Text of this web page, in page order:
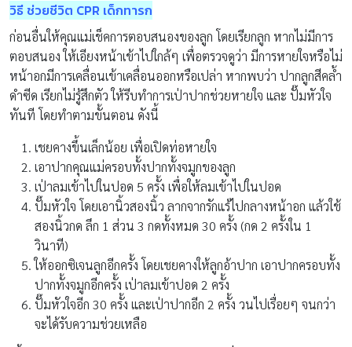
วิธี ช่วยชีวิต CPR เด็กทารก
ก่อนอื่นให้คุณแม่เช็คการตอบสนองของลูก โดยเรียกลูก หากไม่มีการ
ตอบสนอง ให้เอียงหน้าเข้าไปใกล้ๆ เพื่อตรวจดูว่า มีการหายใจหรือไม่
หน้าอกมีการเคลื่อนเข้าเคลื่อนออกหรือเปล่า หากพบว่า ปากลูกสีคล้ำ
ดำซีด เรียกไม่รู้สึกตัว ให้รีบทำการเป่าปากช่วยหายใจ และ ปั๊มหัวใจ
ทันที โดยทำตามขั้นตอน ดังนี้
เชยคางขึ้นเล็กน้อย เพื่อเปิดท่อหายใจ
เอาปากคุณแม่ครอบทั้งปากทั้งจมูกของลูก
เป่าลมเข้าไปในปอด 5 ครั้ง เพื่อให้ลมเข้าไปในปอด
ปั๊มหัวใจ โดยเอานิ้วสองนิ้ว ลากจากรักแร้ไปกลางหน้าอก แล้วใช้
สองนิ้วกด ลึก 1 ส่วน 3 กดทั้งหมด 30 ครั้ง (กด 2 ครั้งใน 1
วินาที)
ให้ออกซิเจนลูกอีกครั้ง โดยเชยคางให้ลูกอ้าปาก เอาปากครอบทั้ง
ปากทั้งจมูกอีกครั้ง เป่าลมเข้าปอด 2 ครั้ง
ปั๊มหัวใจอีก 30 ครั้ง และเป่าปากอีก 2 ครั้ง วนไปเรื่อยๆ จนกว่า
จะได้รับความช่วยเหลือ